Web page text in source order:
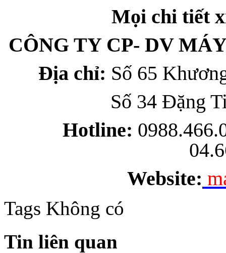
Mọi chi tiết
CÔNG TY CP- DV
Địa chỉ: Số 65
Số 34 Đặng Tiến
Hotline:
Website:
Tags Không có
Tin liên quan